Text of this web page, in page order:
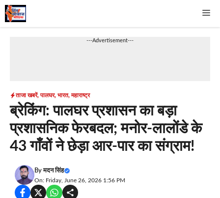
Skip
to
---Advertisement---
ताजा खबरें,पालघर, भारत,महाराष्ट्र
ब्रेकिंग: पालघर प्रशासन का बड़ा
प्रशासनिक फेरबदल; मनोर-लालोंडे के
43 गाँवों ने छेड़ा आर-पार का संग्राम!
Byमदन सिंह
On: Friday, June 26, 2026 1:56 PM